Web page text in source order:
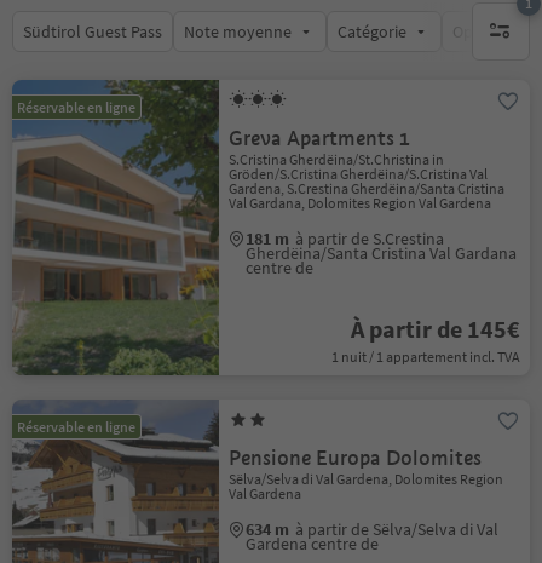
Südtirol Guest Pass Note moyenne Catégorie Options de
1 filtre
Réservable en ligne
Greva Apartments 1
S.Cristina Gherdëina/St.Christina in
Gröden/S.Cristina Gherdëina/S.Cristina Val
Gardena, S.Crestina Gherdëina/Santa Cristina
Val Gardana, Dolomites Region Val Gardena
181 m à partir de S.Crestina
Gherdëina/Santa Cristina Val Gardana
centre de
À partir de 145€
1 nuit / 1 appartement incl. TVA
Réservable en ligne
Pensione Europa Dolomites
Sëlva/Selva di Val Gardena, Dolomites Region
Val Gardena
634 m à partir de Sëlva/Selva di Val
Gardena centre de